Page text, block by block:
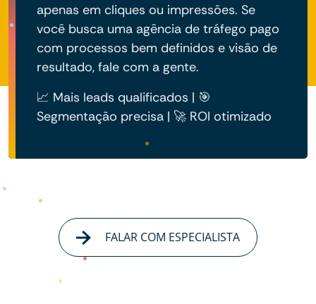
apenas em cliques ou impressões. Se
você busca uma agência de tráfego pago
com processos bem definidos e visão de
resultado, fale com a gente.
📈 Mais leads qualificados | 🎯
Segmentação precisa | 🚀 ROI otimizado
FALAR COM ESPECIALISTA